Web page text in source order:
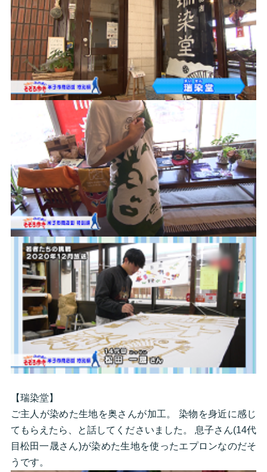
【瑞染堂】
ご主人が染めた生地を奥さんが加工。 染物を身近に感じ
てもらえたら、と話してくださいました。 息子さん(14代
目松田一晟さん)が染めた生地を使ったエプロンなのだそ
うです。